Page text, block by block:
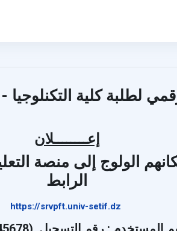
لطلبة كلية
إعــــــــلان
الولوج إلى منصة
الرابط
https://srvpft.univ-setif.dz